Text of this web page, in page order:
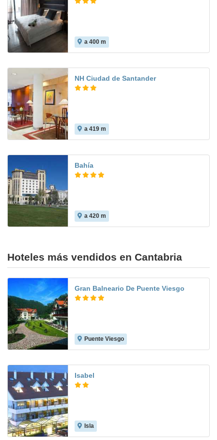
a 400 m
NH Ciudad de Santander
a 419 m
Bahía
a 420 m
Hoteles más vendidos en Cantabria
Gran Balneario De Puente Viesgo
Puente Viesgo
Isabel
Isla